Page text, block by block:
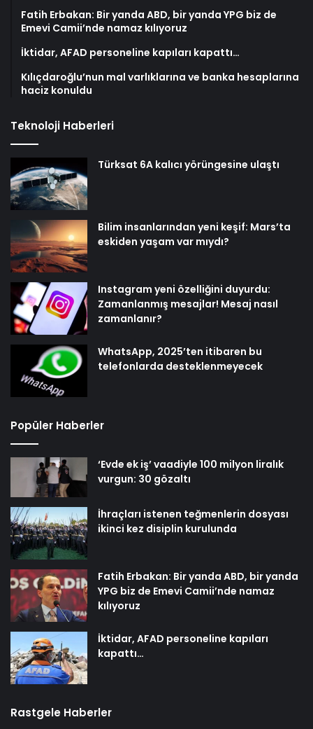
Fatih Erbakan: Bir yanda ABD, bir yanda YPG biz de
Emevi Camii’nde namaz kılıyoruz
İktidar, AFAD personeline kapıları kapattı…
Kılıçdaroğlu’nun mal varlıklarına ve banka hesaplarına
haciz konuldu
Teknoloji Haberleri
Türksat 6A kalıcı yörüngesine ulaştı
Bilim insanlarından yeni keşif: Mars’ta
eskiden yaşam var mıydı?
Instagram yeni özelliğini duyurdu:
Zamanlanmış mesajlar! Mesaj nasıl
zamanlanır?
WhatsApp, 2025’ten itibaren bu
telefonlarda desteklenmeyecek
Popüler Haberler
‘Evde ek iş’ vaadiyle 100 milyon liralık
vurgun: 30 gözaltı
İhraçları istenen teğmenlerin dosyası
ikinci kez disiplin kurulunda
Fatih Erbakan: Bir yanda ABD, bir yanda
YPG biz de Emevi Camii’nde namaz
kılıyoruz
İktidar, AFAD personeline kapıları
kapattı…
Rastgele Haberler